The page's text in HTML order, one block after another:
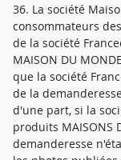
36. La société
consommateurs
de la société
MAISON DU
que la société
de la
d'une part, si la
produits MAISONS
demanderesse